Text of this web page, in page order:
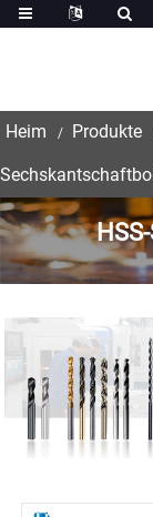
Heim Produkte